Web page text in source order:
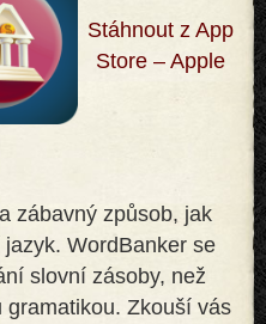
Stáhnout z App
Store – Apple
zábavný způsob, jak
WordBanker se
slovní zásoby, než
Zkouší vás